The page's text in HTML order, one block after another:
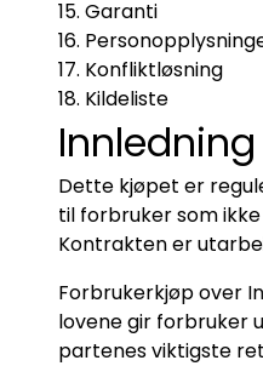
Garanti
Konfliktløsning
Kildeliste
Innledning
Dette kjøpet er
til forbruker som
Kontrakten er
Forbrukerkjøp over
lovene gir forbruker
partenes viktigste